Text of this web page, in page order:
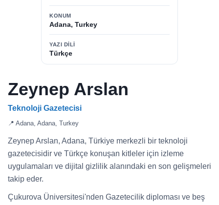
KONUM
Adana, Turkey
YAZI DILI
Türkçe
Zeynep Arslan
Teknoloji Gazetecisi
📍 Adana, Adana, Turkey
Zeynep Arslan, Adana, Türkiye merkezli bir teknoloji
gazetecisidir ve Türkçe konuşan kitleler için izleme
uygulamaları ve dijital gizlilik alanındaki en son gelişmeleri
takip eder.
Çukurova Üniversitesi'nden Gazetecilik diploması ve beş